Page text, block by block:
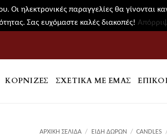
ηλεκτρονικές παραγγελίες θα γίνονται
Σας ευχόμαστε καλές διακοπές!
ΚΟΡΝΊΖΕΣ ΣΧΕΤΙΚΑ ΜΕ ΕΜΑΣ
ΑΡΧΙΚΉ ΣΕΛΊΔΑ / ΕΊΔΗ ΔΏΡΩΝ / CANDLES